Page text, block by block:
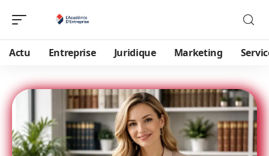
Actu Entreprise Juridique Marketing